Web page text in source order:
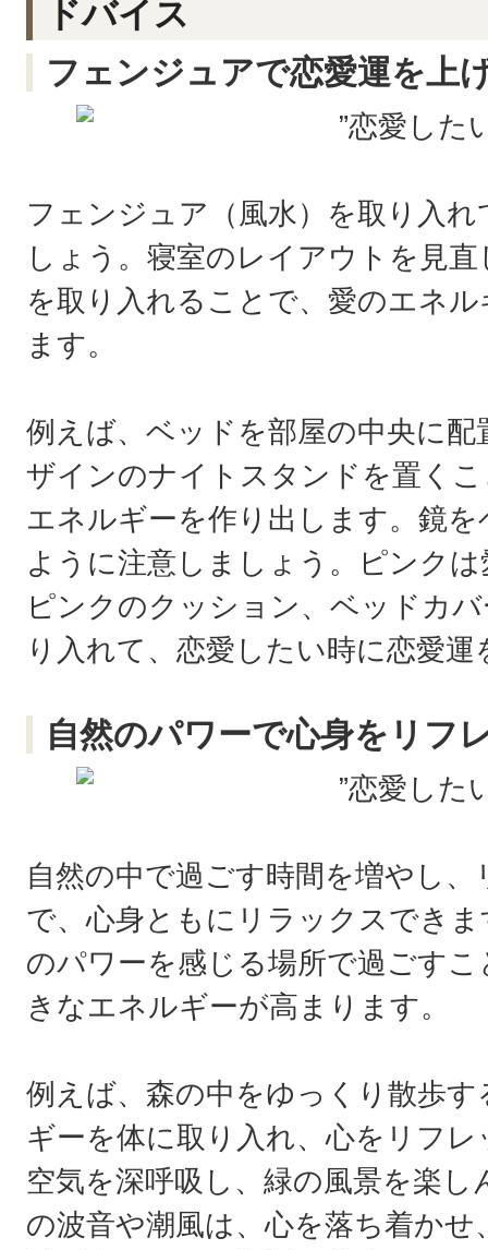
ドバイス
フェンジュアで恋愛運を上
フェンジュア（風水）を取り入
しょう。寝室のレイアウトを見
を取り入れることで、愛のエネ
ます。
例えば、ベッドを部屋の中央に
ザインのナイトスタンドを置く
エネルギーを作り出します。鏡
ように注意しましょう。ピンク
ピンクのクッション、ベッドカ
り入れて、恋愛したい時に恋愛運
自然のパワーで心身をリフ
自然の中で過ごす時間を増やし
で、心身ともにリラックスでき
のパワーを感じる場所で過ごす
きなエネルギーが高まります。
例えば、森の中をゆっくり散歩
ギーを体に取り入れ、心をリフ
空気を深呼吸し、緑の風景を楽
の波音や潮風は、心を落ち着か